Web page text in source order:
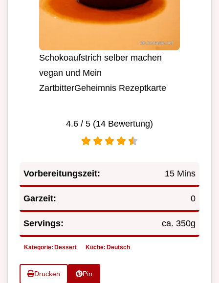
Schokoaufstrich selber machen
vegan und Mein
ZartbitterGeheimnis Rezeptkarte
4.6 / 5 (14 Bewertung)
Vorbereitungszeit: 15 Mins
Garzeit: 0
Servings: ca. 350g
Kategorie: Dessert Küche: Deutsch
Drucken Pin